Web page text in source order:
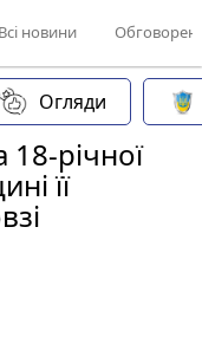
Всі новини
Огляди
річної
її